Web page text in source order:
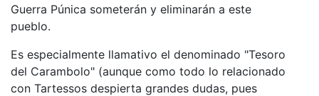
Guerra Púnica someterán y eliminarán a este
pueblo.
Es especialmente llamativo el denominado "Tesoro
del Carambolo" (aunque como todo lo relacionado
con Tartessos despierta grandes dudas, pues